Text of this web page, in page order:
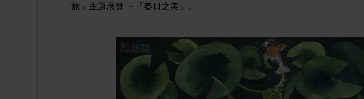
旅」主題展覽 －「春日之美」。